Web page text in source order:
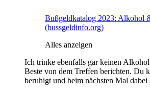
Bußgeldkatalog 2023: Alkohol
(bussgeldinfo.org)
Alles anzeigen
Ich trinke ebenfalls gar keinen
Beste von dem Treffen berichten. Du
beruhigt und beim nächsten Mal dabei